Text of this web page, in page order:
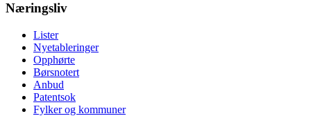
Næringsliv
Lister
Nyetableringer
Opphørte
Børsnotert
Anbud
Patentsok
Fylker og kommuner